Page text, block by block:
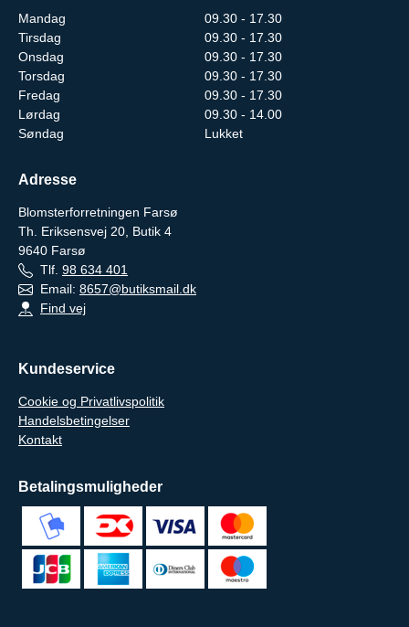
Mandag
09.30 - 17.30
Tirsdag
09.30 - 17.30
Onsdag
09.30 - 17.30
Torsdag
09.30 - 17.30
Fredag
09.30 - 17.30
Lørdag
09.30 - 14.00
Søndag
Lukket
Adresse
Blomsterforretningen Farsø
Th. Eriksensvej 20, Butik 4
9640 Farsø
Tlf. 98 634 401
Email: 8657@butiksmail.dk
Find vej
Kundeservice
Cookie og Privatlivspolitik
Handelsbetingelser
Kontakt
Betalingsmuligheder